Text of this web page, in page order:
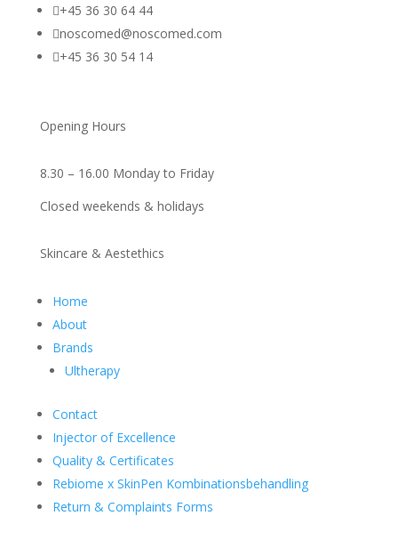
+45 36 30 64 44
noscomed@noscomed.com
+45 36 30 54 14
Opening Hours
8.30 – 16.00 Monday to Friday
Closed weekends & holidays
Skincare & Aestethics
Home
About
Brands
Ultherapy
Contact
Injector of Excellence
Quality & Certificates
Rebiome x SkinPen Kombinationsbehandling
Return & Complaints Forms